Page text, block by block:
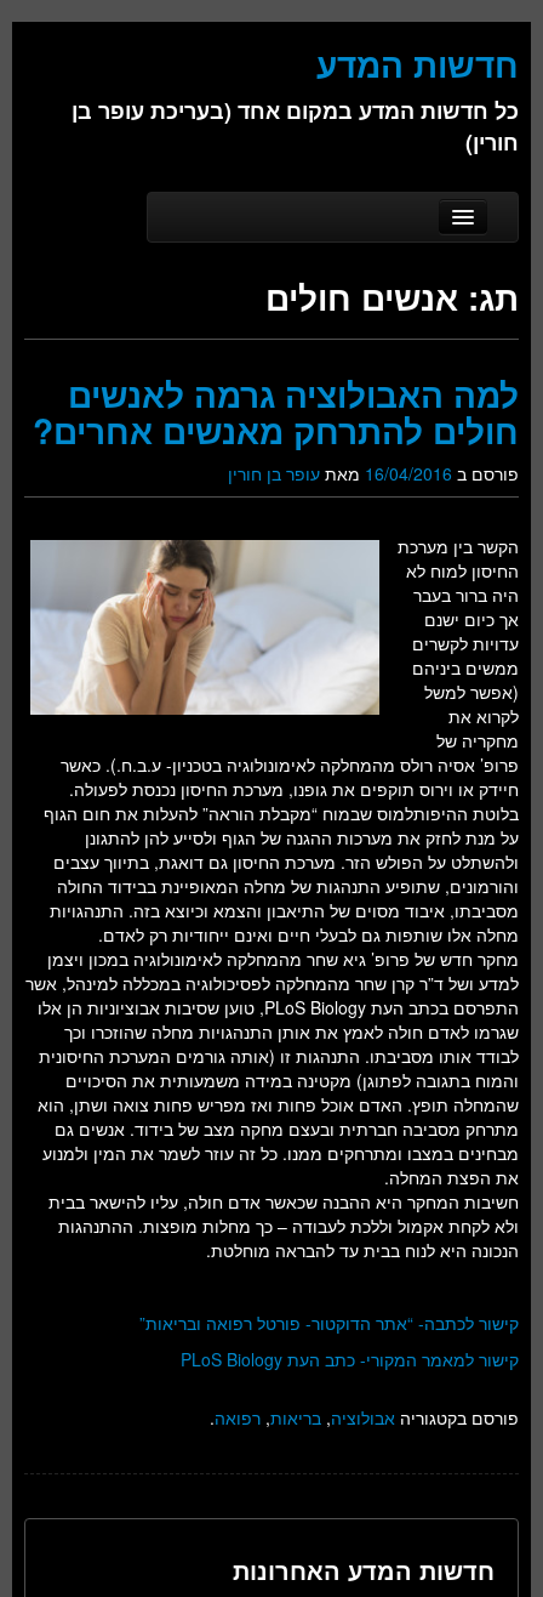
חדשות המדע
כל חדשות המדע במקום אחד (בעריכת עופר בן
חורין)
Main menu
Skip to primary content
Skip to secondary content
אודות
כימיה
פיזיקה
חברה
חלל ומדעי כדור הארץ
עתידנות
סקירות ספרים
טעימות מדע
תג: אנשים חולים
למה האבולוציה גרמה לאנשים
חולים להתרחק מאנשים אחרים?
פורסם ב 16/04/2016 מאת עופר בן חורין
הקשר בין מערכת
החיסון למוח לא
היה ברור בעבר
אך כיום ישנם
עדויות לקשרים
ממשים ביניהם
(אפשר למשל
לקרוא את
מחקריה של
פרופ’ אסיה רולס מהמחלקה לאימונולוגיה בטכניון- ע.ב.ח.). כאשר
חיידק או וירוס תוקפים את גופנו, מערכת החיסון נכנסת לפעולה.
בלוטת ההיפותלמוס שבמוח “מקבלת הוראה” להעלות את חום הגוף
על מנת לחזק את מערכות ההגנה של הגוף ולסייע להן להתגונן
ולהשתלט על הפולש הזר. מערכת החיסון גם דואגת, בתיווך עצבים
והורמונים, שתופיע התנהגות של מחלה המאופיינת בבידוד החולה
מסביבתו, איבוד מסוים של התיאבון והצמא וכיוצא בזה. התנהגויות
מחלה אלו שותפות גם לבעלי חיים ואינם ייחודיות רק לאדם.
מחקר חדש של פרופ’ גיא שחר מהמחלקה לאימונולוגיה במכון ויצמן
למדע ושל ד”ר קרן שחר מהמחלקה לפסיכולוגיה במכללה למינהל, אשר
התפרסם בכתב העת PLoS Biology, טוען שסיבות אבוציוניות הן אלו
שגרמו לאדם חולה לאמץ את אותן התנהגויות מחלה שהוזכרו וכך
לבודד אותו מסביבתו. התנהגות זו (אותה גורמים המערכת החיסונית
והמוח בתגובה לפתוגן) מקטינה במידה משמעותית את הסיכויים
שהמחלה תופץ. האדם אוכל פחות ואז מפריש פחות צואה ושתן, הוא
מתרחק מסביבה חברתית ובעצם מחקה מצב של בידוד. אנשים גם
מבחינים במצבו ומתרחקים ממנו. כל זה עוזר לשמר את המין ולמנוע
את הפצת המחלה.
חשיבות המחקר היא ההבנה שכאשר אדם חולה, עליו להישאר בבית
ולא לקחת אקמול וללכת לעבודה – כך מחלות מופצות. ההתנהגות
הנכונה היא לנוח בבית עד להבראה מוחלטת.
קישור לכתבה- “אתר הדוקטור- פורטל רפואה ובריאות”
קישור למאמר המקורי- כתב העת PLoS Biology
פורסם בקטגוריה אבולוציה, בריאות, רפואה.
חדשות המדע האחרונות